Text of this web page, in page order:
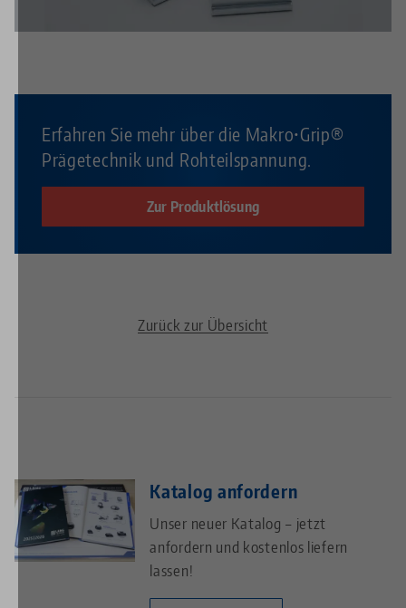
Erfahren Sie mehr über die Makro•Grip®
Prägetechnik und Rohteilspannung.
Zur Produktlösung
Zurück zur Übersicht
Katalog anfordern
Unser neuer Katalog – jetzt
anfordern und kostenlos liefern
lassen!